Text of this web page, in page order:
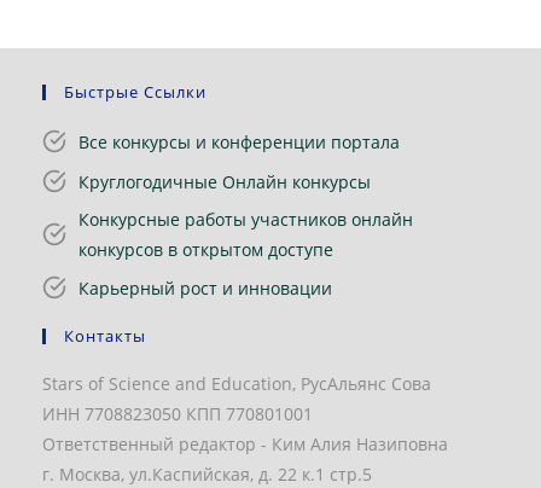
Быстрые Ссылки
Все конкурсы и конференции портала
Круглогодичные Онлайн конкурсы
Конкурсные работы участников онлайн
конкурсов в открытом доступе
Карьерный рост и инновации
Контакты
Stars of Science and Education, РусАльянс Сова
ИНН 7708823050 КПП 770801001
Ответственный редактор - Ким Алия Назиповна
г. Москва, ул.Каспийская, д. 22 к.1 стр.5